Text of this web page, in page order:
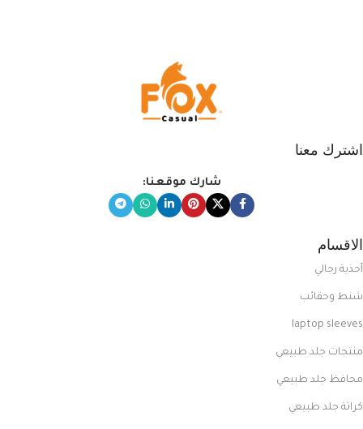
اشترك معنا
شارك موقعنا:
الاقسام
أحذية رجالي
شنط وحقائب
laptop sleeves
منتجات جلد طبيعي
محافظ جلد طبيعي
كراتة جلد طبيعي